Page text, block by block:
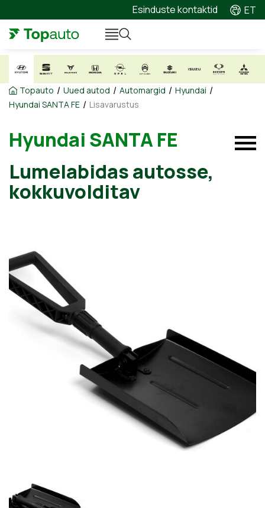
Esinduste kontaktid ET
Topauto / Uued autod / Automargid / Hyundai /
Hyundai SANTA FE / Lisavarustus
Hyundai SANTA FE
Lumelabidas autosse,
kokkuvolditav